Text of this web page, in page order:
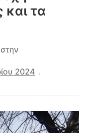
και τα
στην
2024 .